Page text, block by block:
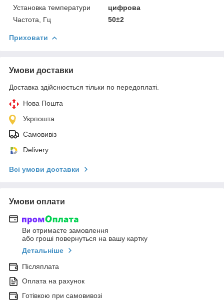
Установка температури
цифрова
Частота, Гц
50±2
Приховати
Умови доставки
Доставка здійснюється тільки по передоплаті.
Нова Пошта
Укрпошта
Самовивіз
Delivery
Всі умови доставки
Умови оплати
Ви отримаєте замовлення
або гроші повернуться на вашу картку
Детальніше
Післяплата
Оплата на рахунок
Готівкою при самовивозі